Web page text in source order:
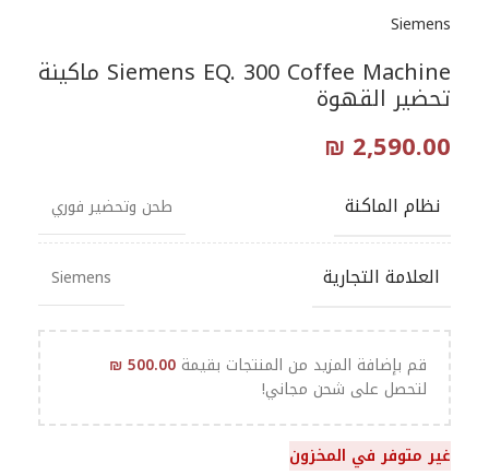
Siemens
Siemens EQ. 300 Coffee Machine ماكينة
تحضير القهوة
₪ 2,590.00
نظام الماكنة طحن وتحضير فوري
العلامة التجارية Siemens
قم بإضافة المزيد من المنتجات بقيمة ₪500.00
لتحصل على شحن مجاني!
غير متوفر في المخزون